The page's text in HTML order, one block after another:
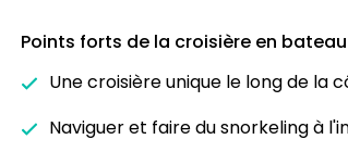
Points forts de la croisière en
Une croisière unique le long de la
Naviguer et faire du snorkeling à